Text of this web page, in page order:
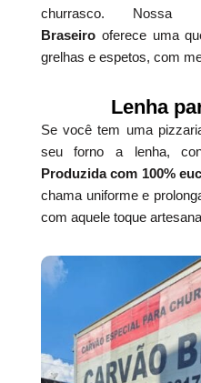
churrasco. Nossa
Braseirooferece uma
grelhas e espetos, com
Lenha
Se você tem uma
seu forno a lenha,
Produzida com 100%
chama uniforme e
com aquele toque